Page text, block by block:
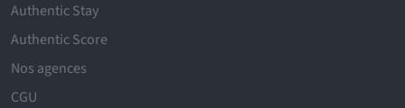
Authentic Stay
Authentic Score
Nos agences
CGU